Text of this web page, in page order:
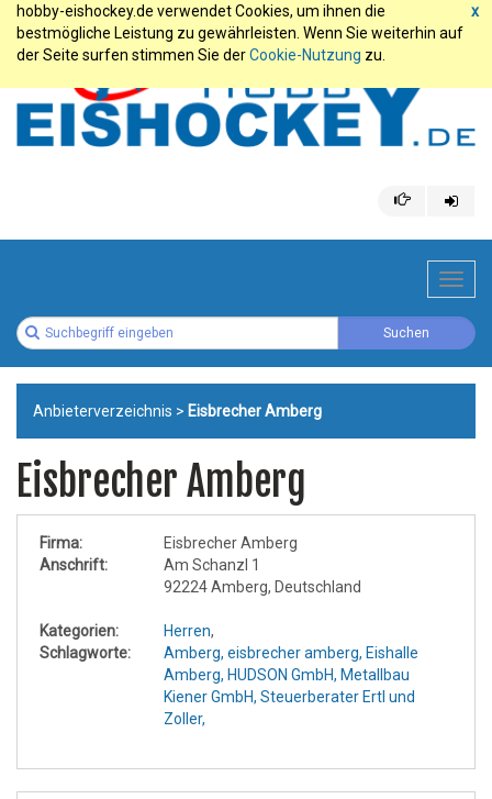
x
hobby-eishockey.de verwendet Cookies, um ihnen die
bestmögliche Leistung zu gewährleisten. Wenn Sie weiterhin auf
der Seite surfen stimmen Sie derCookie-Nutzung zu.
Anbieterverzeichnis > Eisbrecher Amberg
Eisbrecher Amberg
Firma:
Eisbrecher Amberg
Anschrift:
Am Schanzl 1
92224 Amberg, Deutschland
Kategorien: Herren,
Schlagworte:
Amberg, eisbrecher amberg, Eishalle
Amberg, HUDSON GmbH, Metallbau
Kiener GmbH, Steuerberater Ertl und
Zoller,